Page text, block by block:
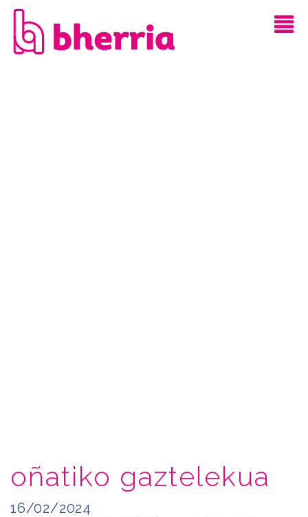
oñatiko gaztelekua
16/02/2024